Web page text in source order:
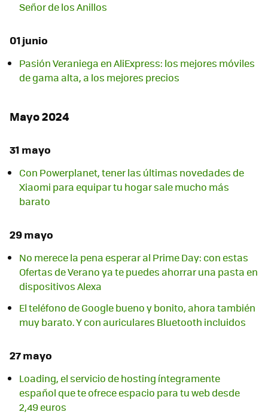
Señor de los Anillos
01 junio
Pasión Veraniega en AliExpress: los mejores móviles
de gama alta, a los mejores precios
Mayo 2024
31 mayo
Con Powerplanet, tener las últimas novedades de
Xiaomi para equipar tu hogar sale mucho más
barato
29 mayo
No merece la pena esperar al Prime Day: con estas
Ofertas de Verano ya te puedes ahorrar una pasta en
dispositivos Alexa
El teléfono de Google bueno y bonito, ahora también
muy barato. Y con auriculares Bluetooth incluidos
27 mayo
Loading, el servicio de hosting íntegramente
español que te ofrece espacio para tu web desde
2,49 euros